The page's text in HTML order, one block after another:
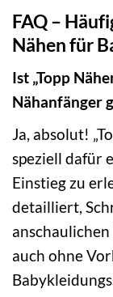
FAQ –
Nähen für
Ist „Topp
Nähanfänger
Ja, absolut!
speziell dafür
Einstieg zu
detailliert,
auch ohne